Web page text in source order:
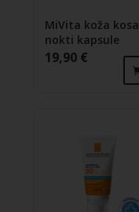
MiVita koža kosa
nokti kapsule
19,90 €